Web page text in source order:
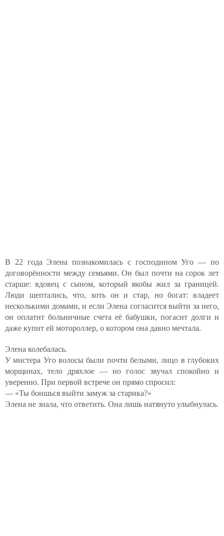
В 22 года Элена познакомилась с господином Уго — по
договорённости между семьями. Он был почти на сорок лет
старше: вдовец с сыном, который якобы жил за границей.
Люди шептались, что, хоть он и стар, но богат: владеет
несколькими домами, и если Элена согласится выйти за него,
он оплатит больничные счета её бабушки, погасит долги и
даже купит ей мотороллер, о котором она давно мечтала.
Элена колебалась.
У мистера Уго волосы были почти белыми, лицо в глубоких
морщинах, тело дряхлое — но голос звучал спокойно и
уверенно. При первой встрече он прямо спросил:
— «Ты боишься выйти замуж за старика?»
Элена не знала, что ответить. Она лишь натянуто улыбнулась.